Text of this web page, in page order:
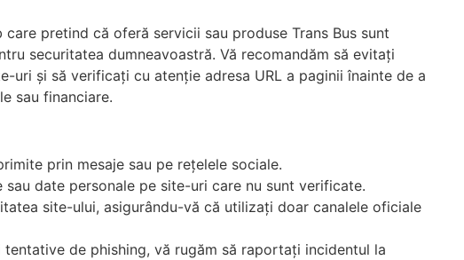
pretind că oferă servicii sau produse Trans Bus sunt
securitatea dumneavoastră. Vă recomandăm să evitați
uri și să verificați cu atenție adresa URL a paginii înainte de a
sau financiare.
prin mesaje sau pe rețelele sociale.
sau date personale pe site-uri care nu sunt verificate.
site-ului, asigurându-vă că utilizați doar canalele oficiale
de phishing, vă rugăm să raportați incidentul la